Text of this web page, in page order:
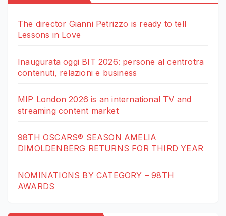
The director Gianni Petrizzo is ready to tell
Lessons in Love
Inaugurata oggi BIT 2026: persone al centrotra
contenuti, relazioni e business
MIP London 2026 is an international TV and
streaming content market
98TH OSCARS® SEASON AMELIA
DIMOLDENBERG RETURNS FOR THIRD YEAR
NOMINATIONS BY CATEGORY – 98TH
AWARDS